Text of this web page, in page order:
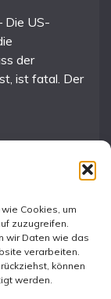
Cookies, um
zuzugreifen.
wir Daten wie das
verarbeiten.
können
werden.
Die US-
der
ist fatal. Der